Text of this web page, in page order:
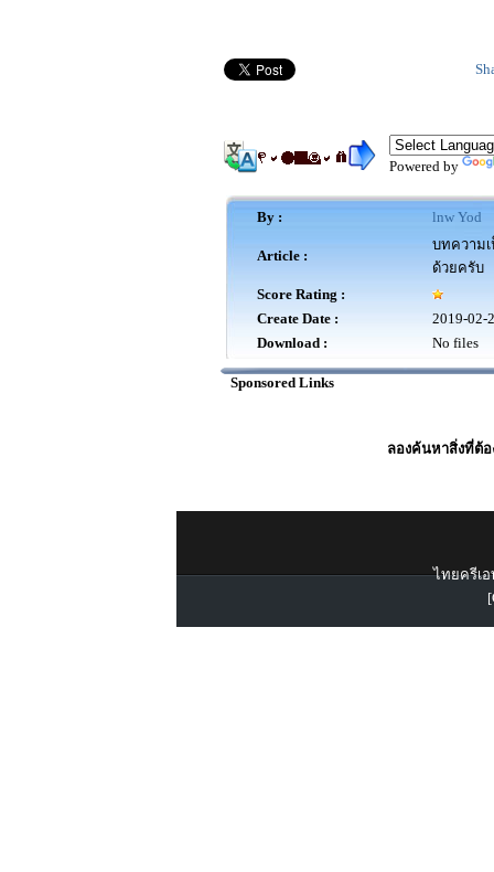
Powered by
By : lnw Yod
Article :
บทความ
ด้วยครับ
Score Rating :
Create Date :
2019-02-
Download :
No files
Sponsored Links
ลองค้นหาสิ่งที่ต้อ
ไทยครีเอ
[